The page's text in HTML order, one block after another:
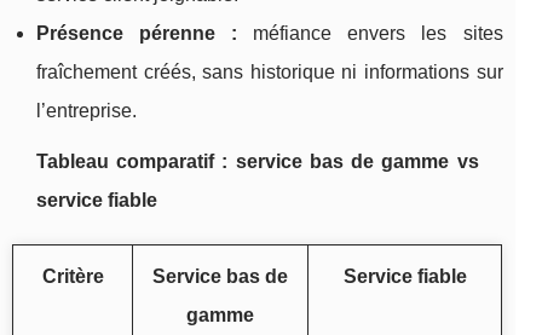
Présence pérenne : méfiance envers les sites
fraîchement créés, sans historique ni informations sur
l’entreprise.
Tableau comparatif : service bas de gamme vs
service fiable
Critère
Service bas de
gamme
Service fiable